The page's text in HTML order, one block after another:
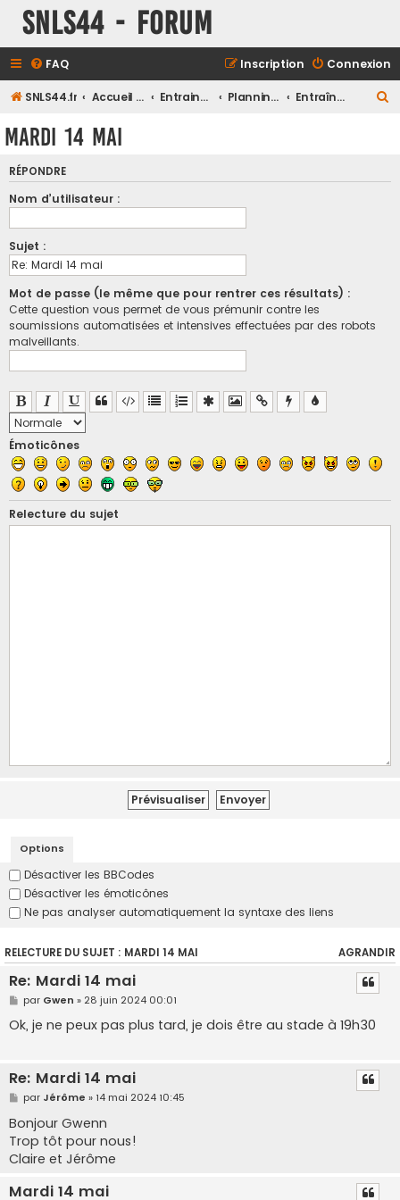
SNLS44 - Forum
FAQ Connexion
Inscription
SNLS44.fr Accueil du forum Entrainements Planning des entrainements Club Entraînements Vélo
Mardi 14 mai
RÉPONDRE
Nom d’utilisateur :
Sujet :
Mot de passe (le même que pour rentrer ces résultats) :
Cette question vous permet de vous prémunir contre les
soumissions automatisées et intensives effectuées par des robots
malveillants.
Émoticônes
Relecture du sujet
Options
Désactiver les BBCodes
Désactiver les émoticônes
Ne pas analyser automatiquement la syntaxe des liens
AGRANDIR
RELECTURE DU SUJET : MARDI 14 MAI
Re: Mardi 14 mai
par Gwen » 28 juin 2024 00:01
Ok, je ne peux pas plus tard, je dois être au stade à 19h30
Re: Mardi 14 mai
par Jérôme » 14 mai 2024 10:45
Bonjour Gwenn
Trop tôt pour nous!
Claire et Jérôme
Mardi 14 mai